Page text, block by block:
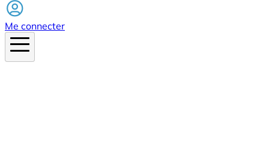
Me connecter